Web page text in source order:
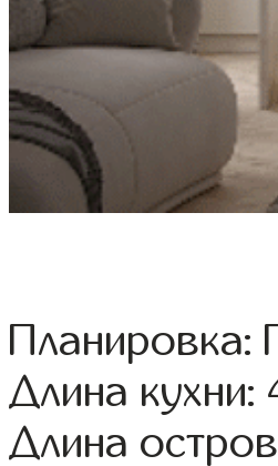
Планировка:
Длина кухни:
Длина